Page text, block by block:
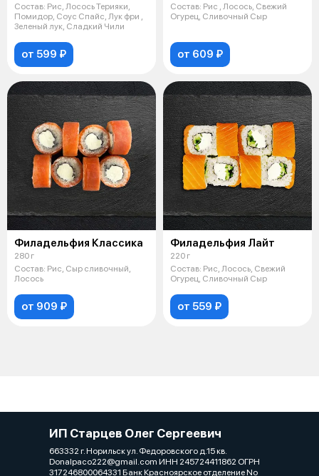
Состав: Рис, Лосось Терияки,
Помидор, Соус Спайс, Лук фри ,
Зеленый лук, Сладкий Чили
от 599 ₽
Состав: Рис , Лосось, Свежий
Огурец, Сливочный Сыр
от 609 ₽
Филадельфия Классика
280 г
Состав: Рис, Сыр сливочный,
Лосось
от 909 ₽
Филадельфия Лайт
220 г
Состав: Рис, Лосось, Свежий
Огурец, Сливочный Сыр
от 559 ₽
ИП Старцев Олег Сергеевич
663332 г. Норильск ул. Федоровского д.15 кв.
Donalpaco222@gmail.com ИНН 245724411862 ОГРН
317246800064331 Банк Красноярское отделение No